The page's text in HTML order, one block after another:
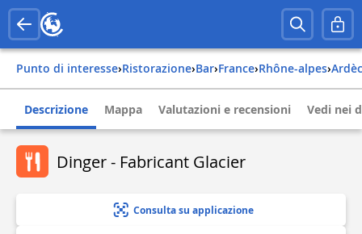
Punto di interesse› Ristorazione› Bar› france› rhône-alpes›
Descrizione Mappa Valutazioni e recensioni Vedi nei
Dinger - Fabricant Glacier
Consulta su applicazione